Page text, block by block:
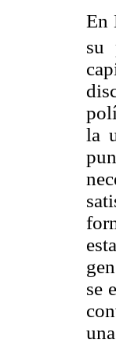
En
su
la
se